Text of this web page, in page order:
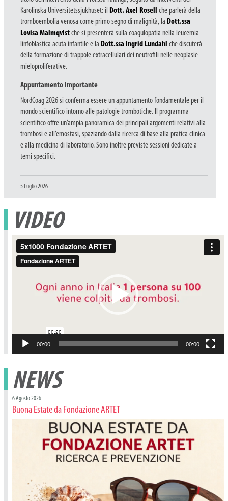
Karolinska Universitetssjukhuset: il
Dott. Axel Rosell
che parlerà della
tromboembolia venosa come primo segno di malignità, la Dott.ssa
Lovisa Malmqvistche si presenterà sulla coagulopatia nella leucemia
linfoblastica acuta infantile e la Dott.ssa Ingrid Lundahl che discuterà
della formazione di trappole extracellulari dei neutrofili nelle neoplasie
mieloproliferative.
Appuntamento importante
NordCoag 2026 si conferma essere un appuntamento fondamentale per il
mondo scientifico intorno alle patologie trombotiche. Il programma
scientifico offre un’ampia panoramica dei principali argomenti relativi alla
trombosi e all’emostasi, spaziando dalla ricerca di base alla pratica clinica
e alla medicina di laboratorio. Sono inoltre previste sessioni dedicate a
temi specifici.
Pubblicato
5 Luglio 2026
VIDEO
Video
Player
00:00 00:00
NEWS
6 Agosto 2026
Buona Estate da Fondazione ARTET